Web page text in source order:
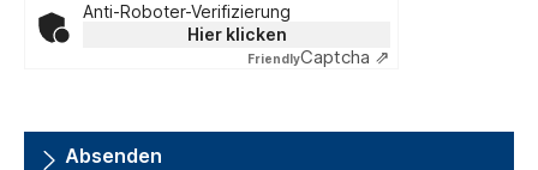
Anti-Roboter-Verifizierung
Hier klicken
FriendlyCaptcha ⇗
Absenden